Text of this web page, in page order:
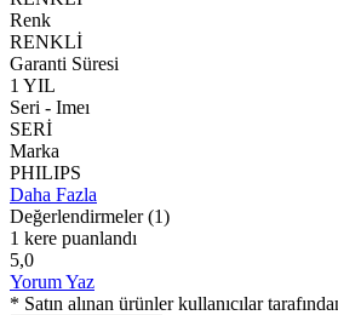
Renk
RENKLİ
Garanti Süresi
1 YIL
Seri - Imeı
SERİ
Marka
PHILIPS
Daha Fazla
Değerlendirmeler (1)
1 kere puanlandı
5,0
Yorum Yaz
* Satın alınan ürünler kullanıcılar